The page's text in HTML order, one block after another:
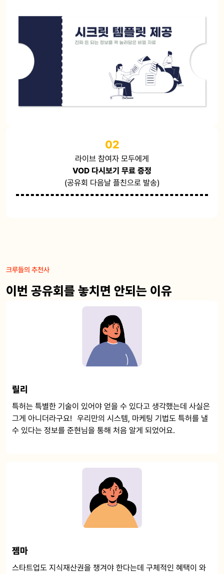
02
라이브 참여자 모두에게
VOD 다시보기 무료 증정
(공유회 다음날 플친으로 발송)
크루들의 추천사
이번 공유회를 놓치면 안되는 이유
릴리
특허는 특별한 기술이 있어야 얻을 수 있다고 생각했는데 사실은
그게 아니더라구요! 우리만의 시스템, 마케팅 기법도 특허를 낼
수 있다는 정보를 준현님을 통해 처음 알게 되었어요.
젬마
스타트업도 지식재산권을 챙겨야 한다는데 구체적인 혜택이 와